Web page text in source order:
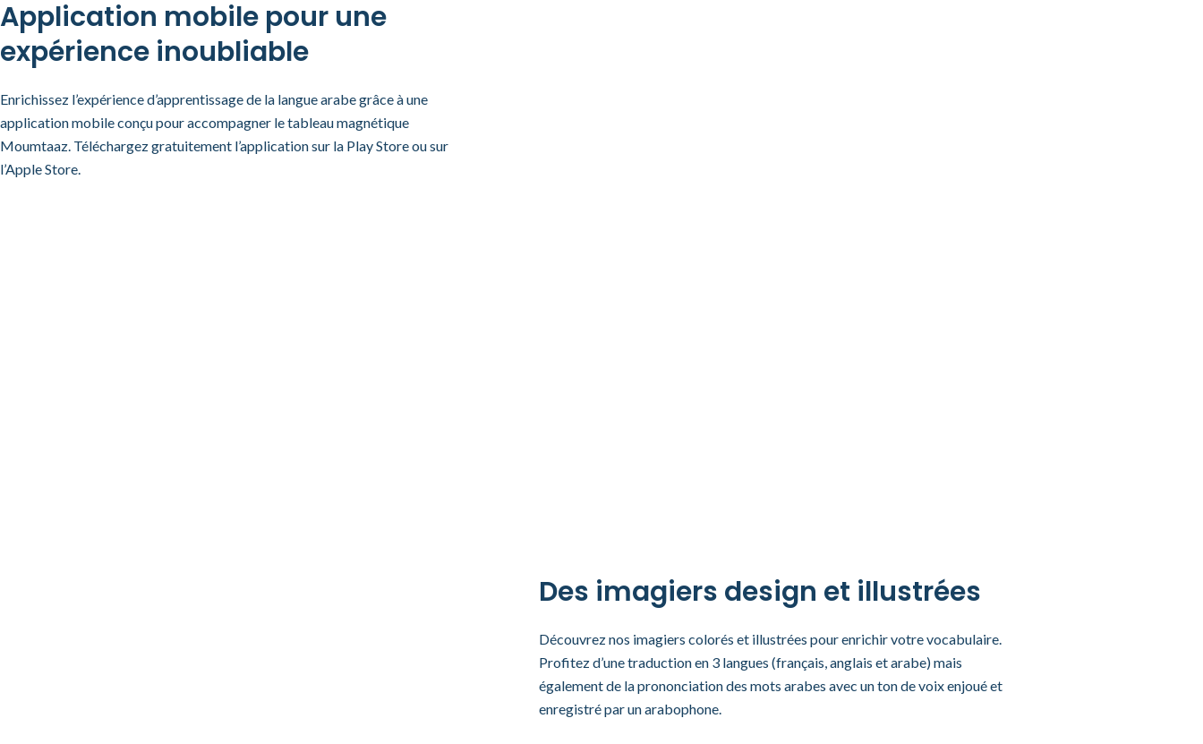
Application mobile pour une
expérience inoubliable
Enrichissez l’expérience d’apprentissage de la langue arabe grâce à une
application mobile conçu pour accompagner le tableau magnétique
Moumtaaz. Téléchargez gratuitement l’application sur la Play Store ou sur
l’Apple Store.
Des imagiers design et illustrées​
Découvrez nos imagiers colorés et illustrées pour enrichir votre vocabulaire.
Profitez d’une traduction en 3 langues (français, anglais et arabe) mais
également de la prononciation des mots arabes avec un ton de voix enjoué et
enregistré par un arabophone.